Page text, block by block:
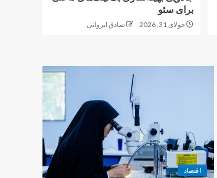
برای سئو
جولای 31, 2026 صادق ایروانی
اقتصاد